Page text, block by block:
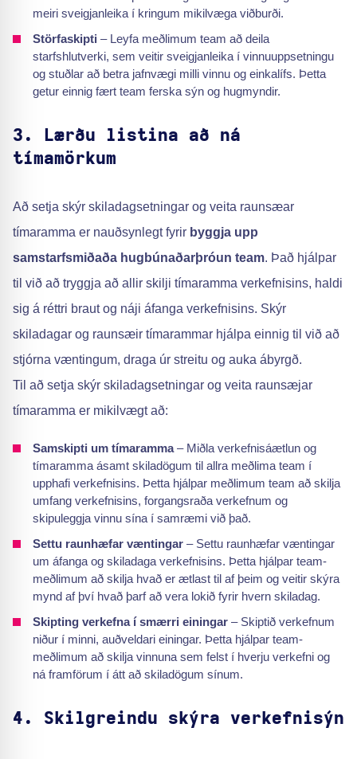
meiri sveigjanleika í kringum mikilvæga viðburði.
Störfaskipti – Leyfa meðlimum team að deila
starfshlutverki, sem veitir sveigjanleika í vinnuuppsetningu
og stuðlar að betra jafnvægi milli vinnu og einkalífs. Þetta
getur einnig fært team ferska sýn og hugmyndir.
3. Lærðu listina að ná
tímamörkum
Að setja skýr skiladagsetningar og veita raunsæar
tímaramma er nauðsynlegt fyrir byggja upp
samstarfsmiðaða hugbúnaðarþróun team. Það hjálpar
til við að tryggja að allir skilji tímaramma verkefnisins, haldi
sig á réttri braut og náji áfanga verkefnisins. Skýr
skiladagar og raunsæir tímarammar hjálpa einnig til við að
stjórna væntingum, draga úr streitu og auka ábyrgð.
Til að setja skýr skiladagsetningar og veita raunsæjar
tímaramma er mikilvægt að:
Samskipti um tímaramma– Miðla verkefnisáætlun og
tímaramma ásamt skiladögum til allra meðlima team í
upphafi verkefnisins. Þetta hjálpar meðlimum team að skilja
umfang verkefnisins, forgangsraða verkefnum og
skipuleggja vinnu sína í samræmi við það.
Settu raunhæfar væntingar – Settu raunhæfar væntingar
um áfanga og skiladaga verkefnisins. Þetta hjálpar team-
meðlimum að skilja hvað er ætlast til af þeim og veitir skýra
mynd af því hvað þarf að vera lokið fyrir hvern skiladag.
Skipting verkefna í smærri einingar – Skiptið verkefnum
niður í minni, auðveldari einingar. Þetta hjálpar team-
meðlimum að skilja vinnuna sem felst í hverju verkefni og
ná framförum í átt að skiladögum sínum.
4. Skilgreindu skýra verkefnisýn